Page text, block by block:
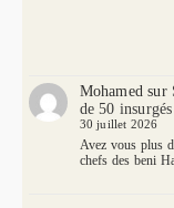
Mohamedsur
de 50
30 juillet 2026
Avez vous plus
chefs des beni